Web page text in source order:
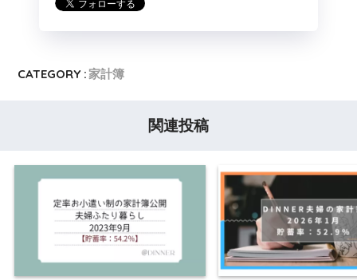
CATEGORY :家計簿
関連投稿